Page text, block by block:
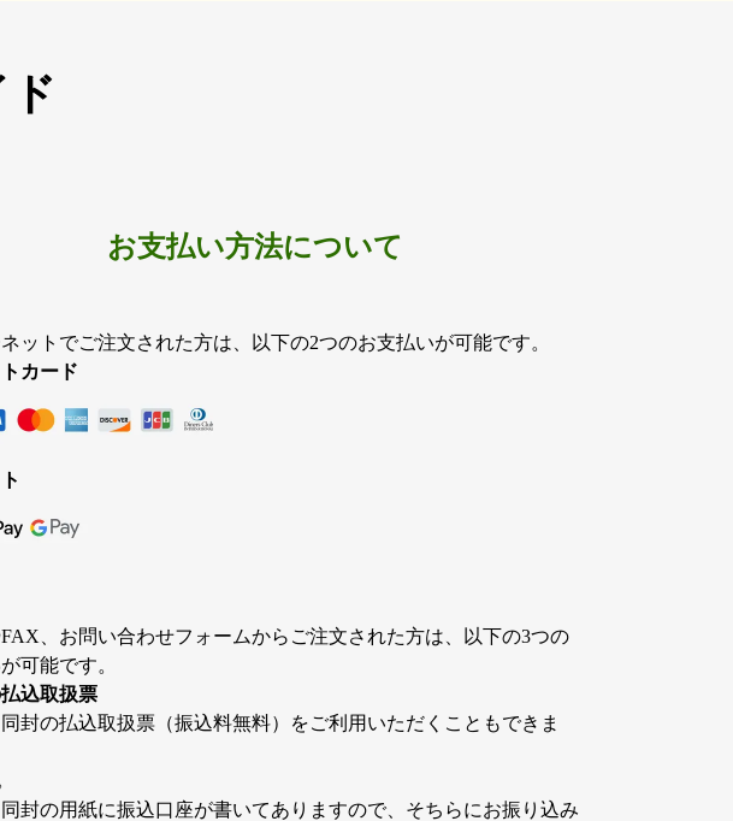
お支払い方法について
ットでご注文された方は、以下の2つのお支払いが可能です。
カード
、お問い合わせフォームからご注文された方は、以下の3つの
可能です。
込取扱票
封の払込取扱票（振込料無料）をご利用いただくこともできま
封の用紙に振込口座が書いてありますので、そちらにお振り込み